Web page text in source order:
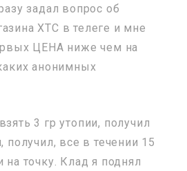
задал вопрос об
XTC в телеге и мне
ЦЕНА ниже чем на
анонимных
3 гр утопии, получил
получил, все в течении 15
точку. Клад я поднял